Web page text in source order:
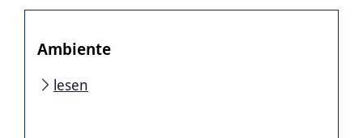
Ambiente
lesen